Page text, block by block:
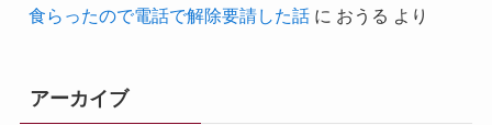
食らったので電話で解除要請した話に おうる より
アーカイブ